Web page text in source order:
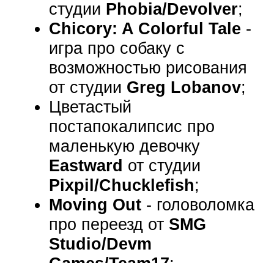
студии Phobia/Devolver;
Chicory: A Colorful Tale -
игра про собаку с
возможностью рисования
от студии Greg Lobanov;
Цветастый
постапокалипсис про
маленькую девочку
Eastward от студии
Pixpil/Chucklefish;
Moving Out- головоломка
про переезд от SMG
Studio/Devm